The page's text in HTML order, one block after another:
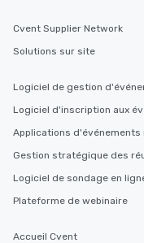
Cvent Supplier Network
Solutions sur site
Logiciel de gestion
Logiciel d'inscription aux
Applications d'événements
Gestion stratégique des
Logiciel de sondage en
Plateforme de webinaire
Accueil Cvent